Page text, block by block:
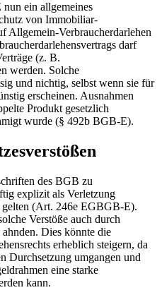
ein allgemeines
von Immobiliar-
Allgemein-Verbraucherdarlehen
darf
(z. B.
werden. Solche
und nichtig, selbst wenn sie für
erscheinen. Ausnahmen
Produkt gesetzlich
wurde (§ 492b BGB-E).
des BGB zu
explizit als Verletzung
gelten (Art. 246e EGBGB-E).
Verstöße auch durch
Dies könnte die
erheblich steigern, da
Durchsetzung umgangen und
eine starke
kann.